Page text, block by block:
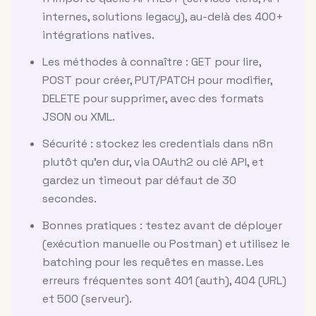
internes, solutions legacy), au-delà des 400+
intégrations natives.
Les méthodes à connaître : GET pour lire,
POST pour créer, PUT/PATCH pour modifier,
DELETE pour supprimer, avec des formats
JSON ou XML.
Sécurité : stockez les credentials dans n8n
plutôt qu'en dur, via OAuth2 ou clé API, et
gardez un timeout par défaut de 30
secondes.
Bonnes pratiques : testez avant de déployer
(exécution manuelle ou Postman) et utilisez le
batching pour les requêtes en masse. Les
erreurs fréquentes sont 401 (auth), 404 (URL)
et 500 (serveur).